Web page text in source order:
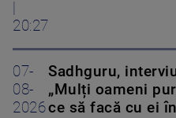
20:27
07-
08-
2026
Sadhguru,
„Mulți oameni
ce să facă cu ei